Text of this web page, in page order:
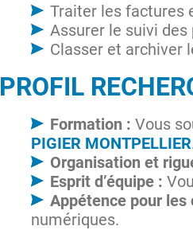
Traiter les factures
Assurer le suivi
Classer et archiver
PROFIL
Formation : Vous
PIGIER MONTPELLIER
Organisation et
Esprit d’équipe :
Appétence pour les
numériques.